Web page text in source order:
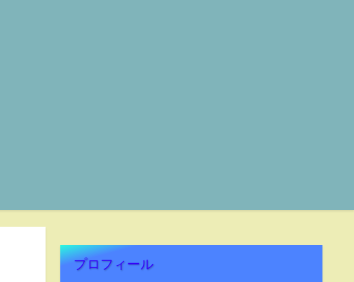
プロフィール